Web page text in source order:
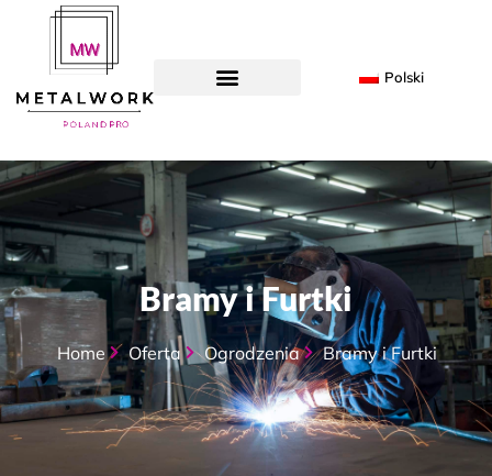
Polski
Bramy i Furtki
Home Oferta Ogrodzenia Bramy i Furtki